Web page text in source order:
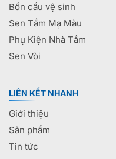
Bồn cầu vệ sinh
Sen Tắm Mạ Màu
Phụ Kiện Nhà Tắm
Sen Vòi
LIÊN KẾT NHANH
Giới thiệu
Sản phẩm
Tin tức